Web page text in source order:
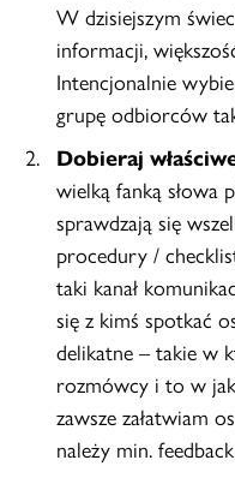
W dzisiejszym
informacji,
Intencjonalnie
grupę odbiorców
Dobieraj
wielką fanką słowa
sprawdzają się
procedury /
taki kanał
się z kimś spotkać
delikatne – takie w
rozmówcy i to w
zawsze załatwiam
należy min.